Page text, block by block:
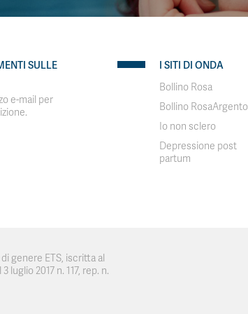
SULLE
e-mail per
I SITI DI ONDA
Bollino Rosa
Bollino RosaArgento
Io non sclero
Depressione post
partum
genere ETS, iscritta al
luglio 2017 n. 117, rep. n.